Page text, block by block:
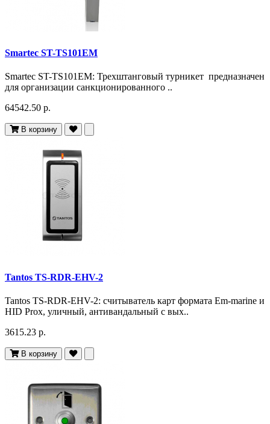
Smartec ST-TS101EM
Smartec ST-TS101EM: Трехштанговый турникет предназначен
для организации санкционированного ..
64542.50 р.
В корзину
Tantos TS-RDR-EHV-2
Tantos TS-RDR-EHV-2: считыватель карт формата Em-marine и
HID Prox, уличный, антивандальный с вых..
3615.23 р.
В корзину